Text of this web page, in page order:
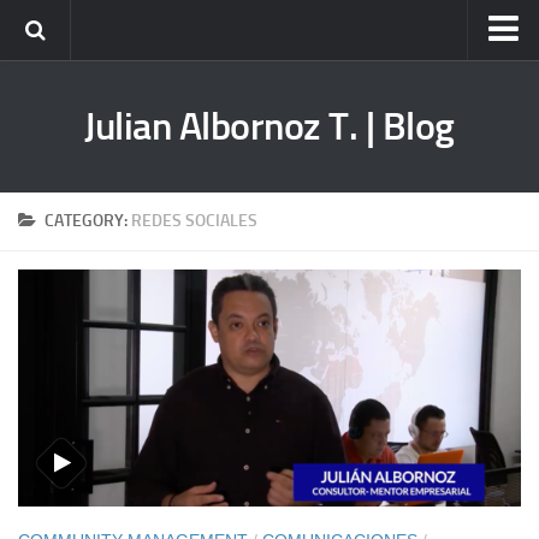
Conferencias
Mentoría
Empresas
Marketing Digital
Julian Albornoz T. | Blog
CATEGORY: REDES SOCIALES